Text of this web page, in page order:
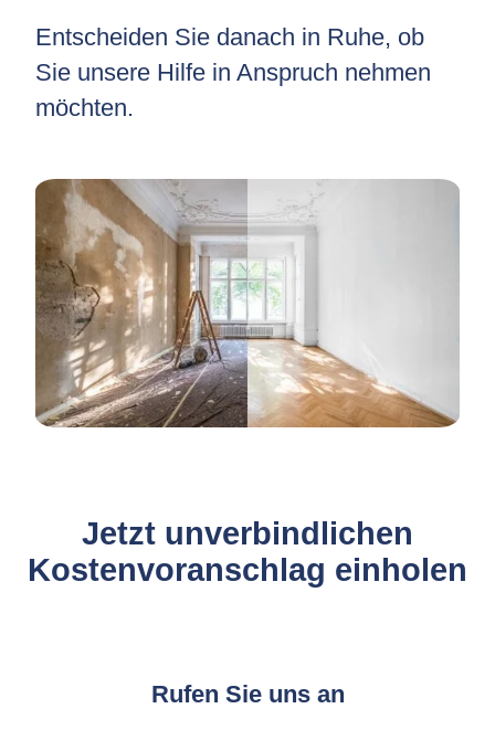
Entscheiden Sie danach in Ruhe, ob
Sie unsere Hilfe in Anspruch nehmen
möchten.
Jetzt unverbindlichen
Kostenvoranschlag einholen
Rufen Sie uns an